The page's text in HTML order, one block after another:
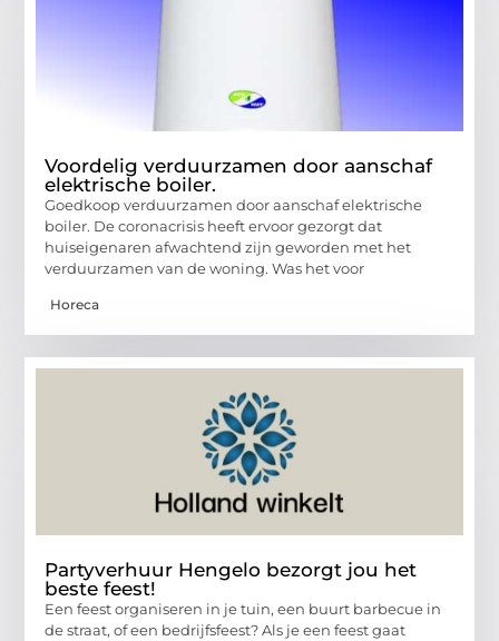
Voordelig verduurzamen door aanschaf
elektrische boiler.
Goedkoop verduurzamen door aanschaf elektrische
boiler. De coronacrisis heeft ervoor gezorgt dat
huiseigenaren afwachtend zijn geworden met het
verduurzamen van de woning. Was het voor
Horeca
Partyverhuur Hengelo bezorgt jou het
beste feest!
Een feest organiseren in je tuin, een buurt barbecue in
de straat, of een bedrijfsfeest? Als je een feest gaat